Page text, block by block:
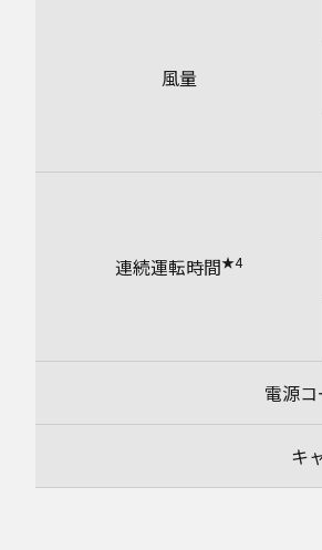
風量
連続運転時間★4
電源
キ